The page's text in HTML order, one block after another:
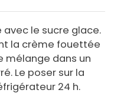
le sucre glace.
la crème fouettée
mélange dans un
Le poser sur la
24 h.